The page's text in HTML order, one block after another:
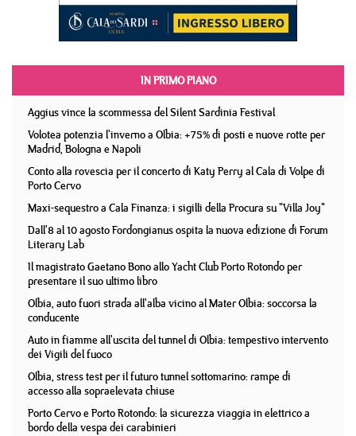
IN PRIMO PIANO
Aggius vince la scommessa del Silent Sardinia Festival
Volotea potenzia l'inverno a Olbia: +75% di posti e nuove rotte per
Madrid, Bologna e Napoli
Conto alla rovescia per il concerto di Katy Perry al Cala di Volpe di
Porto Cervo
Maxi-sequestro a Cala Finanza: i sigilli della Procura su "Villa Joy"
Dall'8 al 10 agosto Fordongianus ospita la nuova edizione di Forum
Literary Lab
Il magistrato Gaetano Bono allo Yacht Club Porto Rotondo per
presentare il suo ultimo libro
Olbia, auto fuori strada all'alba vicino al Mater Olbia: soccorsa la
conducente
Auto in fiamme all'uscita del tunnel di Olbia: tempestivo intervento
dei Vigili del fuoco
Olbia, stress test per il futuro tunnel sottomarino: rampe di
accesso alla sopraelevata chiuse
Porto Cervo e Porto Rotondo: la sicurezza viaggia in elettrico a
bordo della vespa dei carabinieri